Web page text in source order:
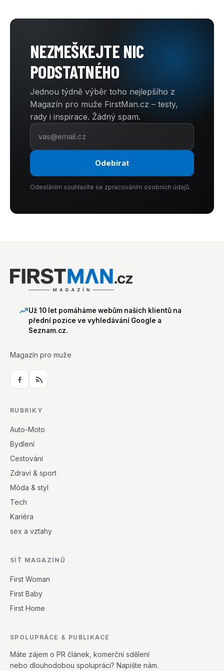
NEZMEŠKEJTE NIC
PODSTATNÉHO
Jednou týdně výběr toho nejlepšího z
Magazín pro muže FirstMan.cz – testy,
rady i inspirace. Žádný spam.
Odebírat
Odesláním souhlasíte se zpracováním osobních údajů.
Už 10 let pomáháme webům našich klientů na
přední pozice ve vyhledávání Google a
Seznam.cz.
Magazín pro muže
RUBRIKY
Auto-Moto
Bydlení
Cestování
Zdraví & sport
Móda & styl
Tech
Kariéra
sex a vztahy
SÍŤ MAGAZÍNŮ
First Woman
First Baby
First Home
SPOLUPRÁCE & PUBLIKACE
Máte zájem o PR článek, komerční sdělení
nebo dlouhodobou spolupráci? Napište nám.